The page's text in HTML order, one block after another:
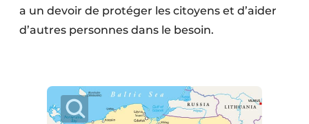
a un devoir de protéger les citoyens et d’aider
d’autres personnes dans le besoin.